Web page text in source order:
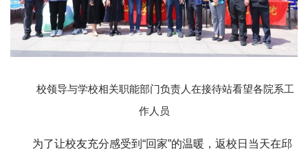
校领导与学校相关职能部门负责人在接待站看望各院系工
作人员
为了让校友充分感受到“回家”的温暖，返校日当天在邱